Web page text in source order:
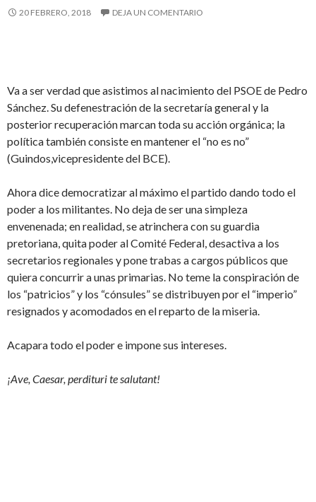
20 FEBRERO, 2018 DEJA UN COMENTARIO
Va a ser verdad que asistimos al nacimiento del PSOE de Pedro
Sánchez. Su defenestración de la secretaría general y la
posterior recuperación marcan toda su acción orgánica; la
política también consiste en mantener el “no es no”
(Guindos,vicepresidente del BCE).
Ahora dice democratizar al máximo el partido dando todo el
poder a los militantes. No deja de ser una simpleza
envenenada; en realidad, se atrinchera con su guardia
pretoriana, quita poder al Comité Federal, desactiva a los
secretarios regionales y pone trabas a cargos públicos que
quiera concurrir a unas primarias. No teme la conspiración de
los “patricios” y los “cónsules” se distribuyen por el “imperio”
resignados y acomodados en el reparto de la miseria.
Acapara todo el poder e impone sus intereses.
¡Ave, Caesar, perdituri te salutant!